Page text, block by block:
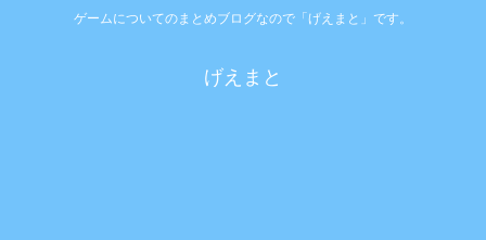
ゲームについてのまとめブログなので「げえまと」です。
げえまと